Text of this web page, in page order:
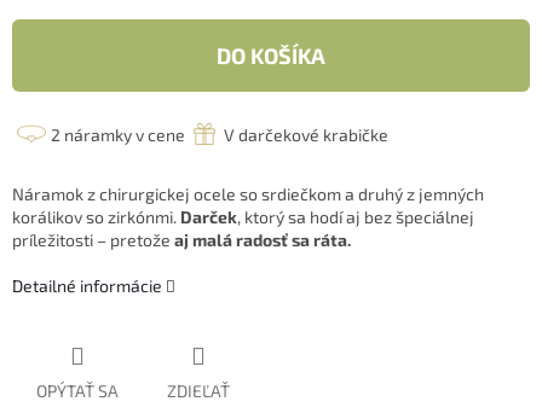
DO KOŠÍKA
2 náramky v cene V darčekové krabičke
Náramok z chirurgickej ocele so srdiečkom a druhý z jemných
korálikov so zirkónmi. Darček, ktorý sa hodí aj bez špeciálnej
príležitosti – pretože aj malá radosť sa ráta.
Detailné informácie
OPÝTAŤ SA ZDIEĽAŤ